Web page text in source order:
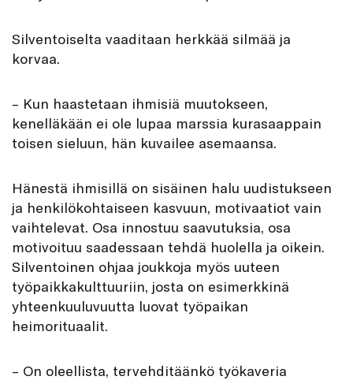
Silventoiselta vaaditaan herkkää silmää ja
korvaa.
– Kun haastetaan ihmisiä muutokseen,
kenelläkään ei ole lupaa marssia kurasaappain
toisen sieluun, hän kuvailee asemaansa.
Hänestä ihmisillä on sisäinen halu uudistukseen
ja henkilökohtaiseen kasvuun, motivaatiot vain
vaihtelevat. Osa innostuu saavutuksia, osa
motivoituu saadessaan tehdä huolella ja oikein.
Silventoinen ohjaa joukkoja myös uuteen
työpaikkakulttuuriin, josta on esimerkkinä
yhteenkuuluvuutta luovat työpaikan
heimorituaalit.
– On oleellista, tervehditäänkö työkaveria